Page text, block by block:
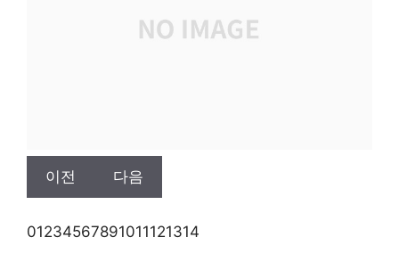
이전 다음
01234567891011121314